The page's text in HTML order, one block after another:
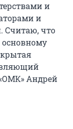
и
и
Считаю, что
Андрей